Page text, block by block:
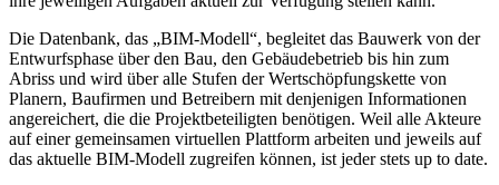
Die Datenbank, das „BIM-Modell“, begleitet das Bauwerk von der
Entwurfsphase über den Bau, den Gebäudebetrieb bis hin zum
Abriss und wird über alle Stufen der Wertschöpfungskette von
Planern, Baufirmen und Betreibern mit denjenigen Informationen
angereichert, die die Projektbeteiligten benötigen. Weil alle Akteure
auf einer gemeinsamen virtuellen Plattform arbeiten und jeweils auf
das aktuelle BIM-Modell zugreifen können, ist jeder stets up to date.